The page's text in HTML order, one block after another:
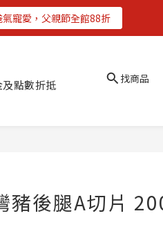
氣寵愛，父親節全館88折
找商品
及點數折抵
豬後腿A切片